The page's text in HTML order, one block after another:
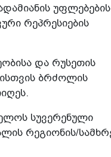
უფლებების
რეპრესიების
და რუსეთის
ბრძოლის
სუვერენული
რეგიონის/